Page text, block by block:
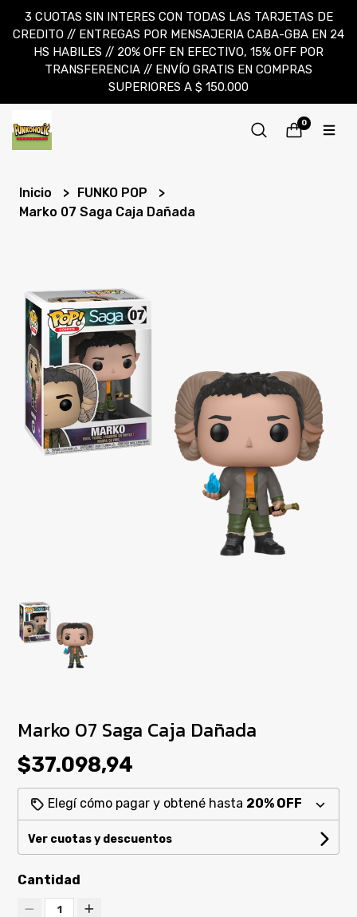
3 CUOTAS SIN INTERES CON TODAS LAS TARJETAS DE
CREDITO // ENTREGAS POR MENSAJERIA CABA-GBA EN 24
HS HABILES // 20% OFF EN EFECTIVO, 15% OFF POR
TRANSFERENCIA // ENVÍO GRATIS EN COMPRAS
SUPERIORES A $ 150.000
0
Inicio
FUNKO POP
Marko 07 Saga Caja Dañada
Marko 07 Saga Caja Dañada
$37.098,94
Elegí cómo pagar y obtené hasta 20% OFF
Ver cuotas y descuentos
Cantidad
1